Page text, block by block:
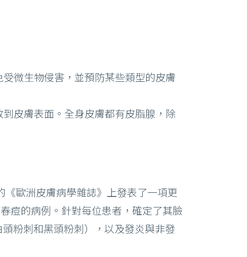
微生物侵害，並預防某些類型的皮膚
皮膚表面。全身皮膚都有皮脂腺，除
歐洲皮膚病學雜誌》上發表了一項更
痘的病例。針對每位患者，確定了其臉
粉刺和黑頭粉刺），以及發炎與非發